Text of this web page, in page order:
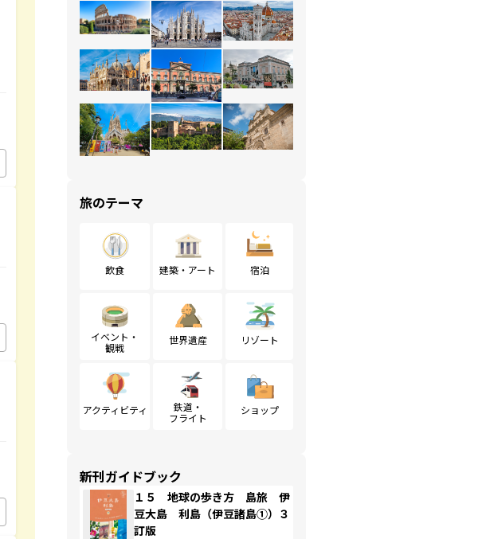
旅のテーマ
飲食 建築・アート 宿泊
イベント・
観戦
世界遺産 リゾート
アクティビティ
鉄道・
フライト
ショップ
新刊ガイドブック
１５ 地球の歩き方 島旅 伊
豆大島 利島（伊豆諸島①）３
訂版